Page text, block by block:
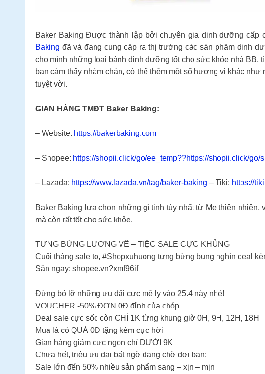
Baker Baking Được thành lập bởi chuyên gia dinh dưỡng cấp
Baking đã và đang cung cấp ra thị trường các sản phẩm dinh
cho mình những loại bánh dinh dưỡng tốt cho sức khỏe nhà BB,
bạn cảm thấy nhàm chán, có thể thêm một số hương vị khác
tuyệt vời.
GIAN HÀNG TMĐT Baker Baking:
– Website: https://bakerbaking.com
– Shopee: https://shopii.click/go/ee_temp??https://shopii.click/
– Lazada: https://www.lazada.vn/tag/baker-baking – Tiki: https://
Baker Baking lựa chọn những gì tinh túy nhất từ Mẹ thiên
mà còn rất tốt cho sức khỏe.
TƯNG BỪNG LƯƠNG VỀ – TIỆC SALE CỰC KHỦNG
Cuối tháng sale to, #Shopxuhuong tưng bừng bung nghìn deal
Săn ngay: shopee.vn?xmf96if
Đừng bỏ lỡ những ưu đãi cực mê ly vào 25.4 này nhé!
VOUCHER -50% ĐƠN 0Đ đỉnh của chóp
Deal sale cực sốc còn CHỈ 1K từng khung giờ 0H, 9H, 12H, 18H
Mua là có QUÀ 0Đ tặng kèm cực hời
Gian hàng giảm cực ngon chỉ DƯỚI 9K
Chưa hết, triệu ưu đãi bất ngờ đang chờ đợi bạn:
Sale lớn đến 50% nhiều sản phẩm sang – xịn – mịn